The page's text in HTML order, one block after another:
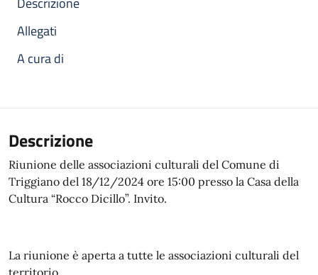
Allegati
A cura di
Descrizione
Riunione delle associazioni culturali del Comune di
Triggiano del 18/12/2024 ore 15:00 presso la Casa della
Cultura “Rocco Dicillo”. Invito.
La riunione è aperta a tutte le associazioni culturali del